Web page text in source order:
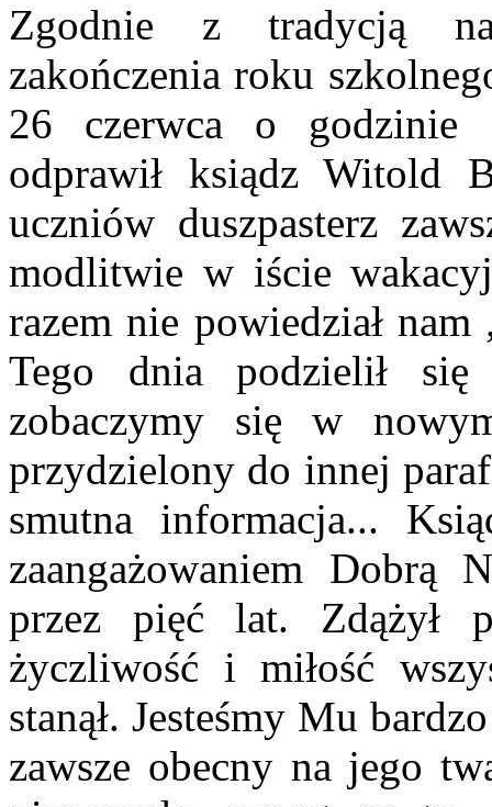
Zgodnie z tradycją
zakończenia roku
26 czerwca o godzinie
odprawił ksiądz Witold
uczniów duszpasterz
modlitwie w iście
razem nie powiedział
Tego dnia podzielił
zobaczymy się w
przydzielony do innej
smutna informacja...
zaangażowaniem Dobrą
przez pięć lat. Zdążył
życzliwość i miłość
stanął. Jesteśmy Mu
zawsze obecny na jego